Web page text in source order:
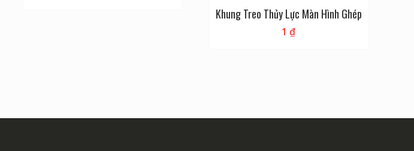
Khung Treo Thủy Lực Màn Hình Ghép
1₫